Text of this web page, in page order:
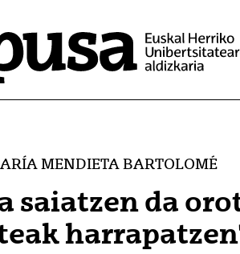
MENDIETA BARTOLOMÉ
saiatzen da